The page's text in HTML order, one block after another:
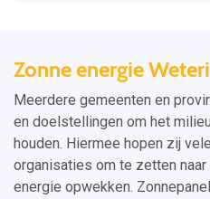
Zonne energie
Meerdere gemeenten en
en doelstellingen om het
houden. Hiermee hopen zij
organisaties om te zetten naar
energie opwekken.